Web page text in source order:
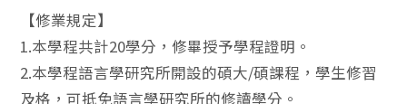
【修業規定】
1.本學程共計20學分，修畢授予學程證明。
2.本學程語言學研究所開設的碩大/碩課程，學生修習
及格，可抵免語言學研究所的修讀學分。